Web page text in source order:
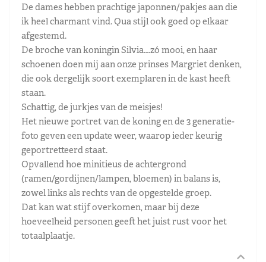
De dames hebben prachtige japonnen/pakjes aan die
ik heel charmant vind. Qua stijl ook goed op elkaar
afgestemd.
De broche van koningin Silvia….zó mooi, en haar
schoenen doen mij aan onze prinses Margriet denken,
die ook dergelijk soort exemplaren in de kast heeft
staan.
Schattig, de jurkjes van de meisjes!
Het nieuwe portret van de koning en de 3 generatie-
foto geven een update weer, waarop ieder keurig
geportretteerd staat.
Opvallend hoe minitieus de achtergrond
(ramen/gordijnen/lampen, bloemen) in balans is,
zowel links als rechts van de opgestelde groep.
Dat kan wat stijf overkomen, maar bij deze
hoeveelheid personen geeft het juist rust voor het
totaalplaatje.